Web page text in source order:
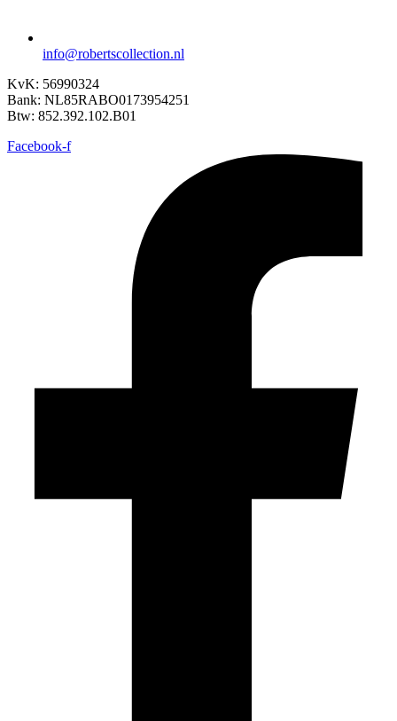
info@robertscollection.nl
KvK: 56990324
Bank: NL85RABO0173954251
Btw: 852.392.102.B01
Facebook-f